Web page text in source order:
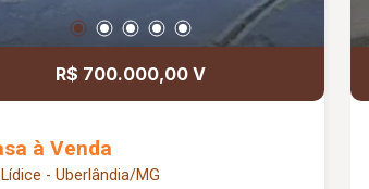
R$ 700.000,00 V
à Venda
Lídice - Uberlândia/MG